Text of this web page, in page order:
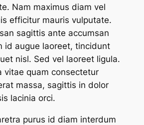
Nam maximus diam vel
efficitur mauris vulputate.
sagittis ante accumsan
id augue laoreet, tincidunt
nisl. Sed vel laoreet ligula.
vitae quam consectetur
massa, sagittis in dolor
lacinia orci.
purus id diam interdum